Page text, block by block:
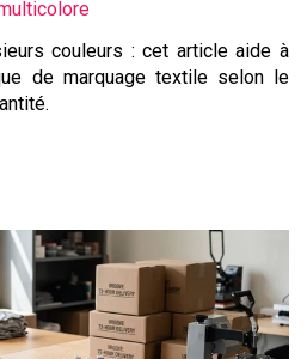
couleurs : cet article aide à
de marquage textile selon le